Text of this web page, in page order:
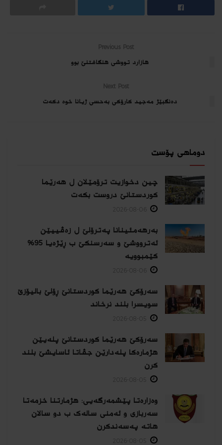
Previous Post
هازارد تووشی هنگافتنێ بوو
Next Post
ده‌نگبێژ مه‌جید كارۆكى به‌حسى ژیانا خوه‌ دكه‌ت
دوماهی پۆست
چین دخوازیت ترۆمێلان ل هەرێما
كوردستانێ دروست بكەت
بەرهەمئینانا په‌ترۆلێ ل زه‌ڤییێن
ئەترووشێ و سەرسنكێ ب ڕێژەیا 95%
كێمبوویە
سەرۆکێ هەرێما کوردستانێ ڕۆلێ بالیۆزێ
سویسرا بلند نرخاند
سەرۆکێ هەرێما کوردستانێ پلەیێن
هژمارەكا پلەدارێن جڤاتا ئاسایشێ بلند
كرن
وەزارەتا پێشمەرگەیی: هژمارتنا خزمەتا
سەربازی و ئەمنی سالەک ب دو سالان
هاتە پەسەندكرن